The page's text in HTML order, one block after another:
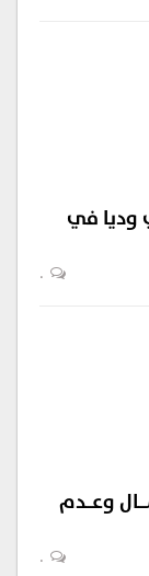
وديا في
0
وعـــدم
0